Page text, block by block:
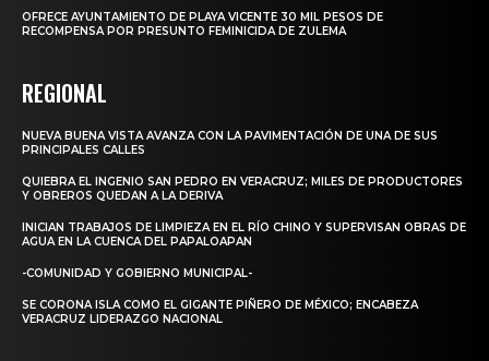
OFRECE AYUNTAMIENTO DE PLAYA VICENTE 30 MIL PESOS DE
RECOMPENSA POR PRESUNTO FEMINICIDA DE ZULEMA
REGIONAL
NUEVA BUENA VISTA AVANZA CON LA PAVIMENTACIÓN DE UNA DE SUS
PRINCIPALES CALLES
QUIEBRA EL INGENIO SAN PEDRO EN VERACRUZ; MILES DE PRODUCTORES
Y OBREROS QUEDAN A LA DERIVA
INICIAN TRABAJOS DE LIMPIEZA EN EL RÍO CHINO Y SUPERVISAN OBRAS DE
AGUA EN LA CUENCA DEL PAPALOAPAN
-COMUNIDAD Y GOBIERNO MUNICIPAL-
SE CORONA ISLA COMO EL GIGANTE PIÑERO DE MÉXICO; ENCABEZA
VERACRUZ LIDERAZGO NACIONAL